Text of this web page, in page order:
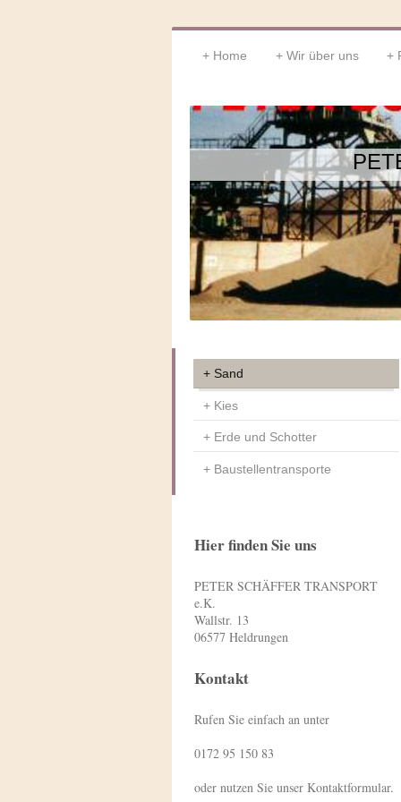
Home Wir über uns
Sand
Kies
Erde und Schotter
Baustellentransporte
Hier finden Sie uns
PETER SCHÄFFER TRANSPORT
e.K.
Wallstr. 13
06577 Heldrungen
Kontakt
Rufen Sie einfach an unter
0172 95 150 83
oder nutzen Sie unser Kontaktformular.